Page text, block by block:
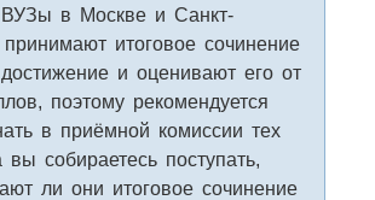
в Москве и Санкт-
принимают итоговое сочинение
и оценивают его от
поэтому рекомендуется
в приёмной комиссии тех
вы собираетесь поступать,
ли они итоговое сочинение